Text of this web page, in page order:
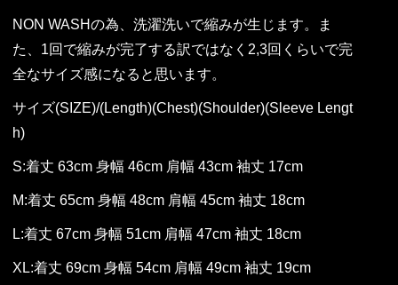
NON WASHの為、洗濯洗いで縮みが生じます。ま
た、1回で縮みが完了する訳ではなく2,3回くらいで完
全なサイズ感になると思います。
サイズ(SIZE)/(Length)(Chest)(Shoulder)(Sleeve Lengt
h)
S:着丈 63cm 身幅 46cm 肩幅 43cm 袖丈 17cm
M:着丈 65cm 身幅 48cm 肩幅 45cm 袖丈 18cm
L:着丈 67cm 身幅 51cm 肩幅 47cm 袖丈 18cm
XL:着丈 69cm 身幅 54cm 肩幅 49cm 袖丈 19cm